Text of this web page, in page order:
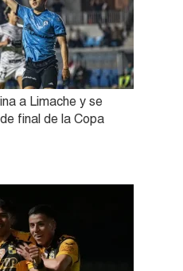
a Limache y se
final de la Copa